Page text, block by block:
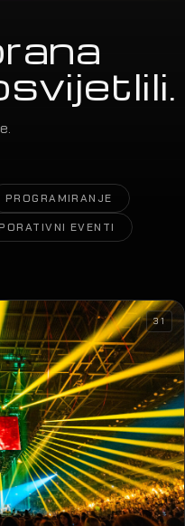
PROGRAMIRANJE
EVENTI
31